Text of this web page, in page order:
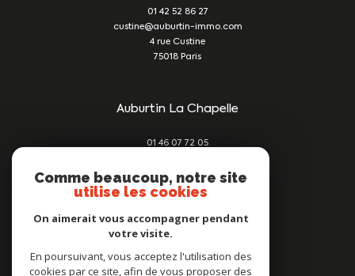
01 42 52 86 27
custine@auburtin-immo.com
4 rue Custine
75018
Paris
Auburtin La Chapelle
01 46 07 72 05
209 rue du Faubourg St Denis
75010 Paris
Nous suivre sur
Comme beaucoup, notre site
utilise les cookies
On aimerait vous accompagner pendant
votre visite.
En poursuivant, vous acceptez l'utilisation des
cookies par ce site, afin de vous proposer des